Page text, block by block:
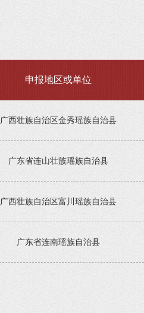
申报地区或单位
广西壮族自治区金秀瑶族自治县
广东省连山壮族瑶族自治县
广西壮族自治区富川瑶族自治县
广东省连南瑶族自治县